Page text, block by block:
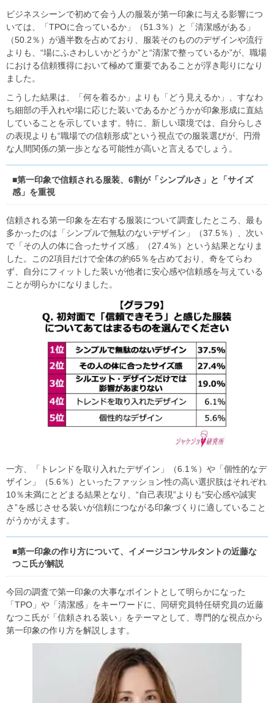
ビジネスシーンで初めて会う人の服装が第一印象に与える影響につ
いては、「TPOに合っているか」（51.3％）と「清潔感がある」
（50.2％）が過半数を占めており、服装そのもののデザインや流行
よりも、“場にふさわしいかどうか”と“清潔で整っているか”が、職場
における信頼獲得において極めて重要であることが浮き彫りになり
ました。
こうした結果は、「何を着るか」よりも「どう見えるか」、すなわ
ち細部の手入れや場に応じた装いであるかどうかが印象形成に直結
していることを示しています。特に、新しい環境では、自分らしさ
の表現よりも“職場での信頼形成”という視点での服装選びが、円滑
な人間関係の第一歩となる可能性が高いと言えるでしょう。
■第一印象で信頼される服装、6割が「シンプルさ」と「サイズ
感」を重視
信頼される第一印象を左右する服装について調査したところ、最も
多かったのは「シンプルで無駄のないデザイン」（37.5％）、次い
で「その人の体に合ったサイズ感」（27.4％）という結果となりま
した。この2項目だけで全体の約65％を占めており、奇をてらわ
ず、自分にフィットした装いが他者に安心感や信頼感を与えている
ことが明らかになりました。
一方、「トレンドを取り入れたデザイン」（6.1％）や「個性的なデ
ザイン」（5.6％）といったファッション性の高い選択肢はそれぞれ
10％未満にとどまる結果となり、“自己表現”よりも“安心感や誠実
さ”を感じさせる装いが信頼につながる印象づくりに適していること
がうかがえます。
■第一印象の作り方について、イメージコンサルタントの近藤な
つこ氏が解説
今回の調査で第一印象の大事なポイントとして明らかになった
「TPO」や「清潔感」をキーワードに、同研究員特任研究員の近藤
なつこ氏が「信頼される装い」をテーマとして、専門的な視点から
第一印象の作り方を解説します。